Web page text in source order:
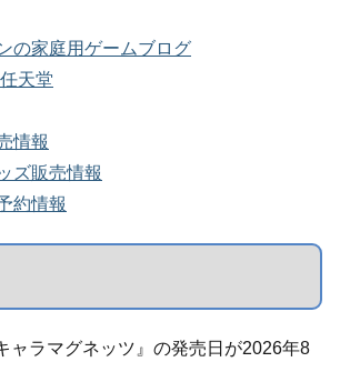
の家庭用ゲームブログ
天堂
情報
ズ販売情報
約情報
ャラマグネッツ』の発売日が2026年8